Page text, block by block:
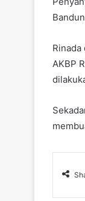
AKBP